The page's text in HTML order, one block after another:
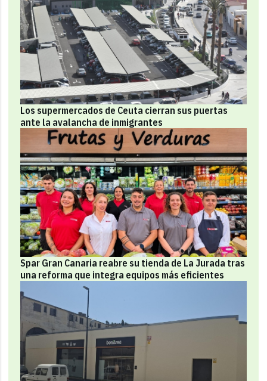
Los supermercados de Ceuta cierran sus puertas
ante la avalancha de inmigrantes
Spar Gran Canaria reabre su tienda de La Jurada tras
una reforma que integra equipos más eficientes